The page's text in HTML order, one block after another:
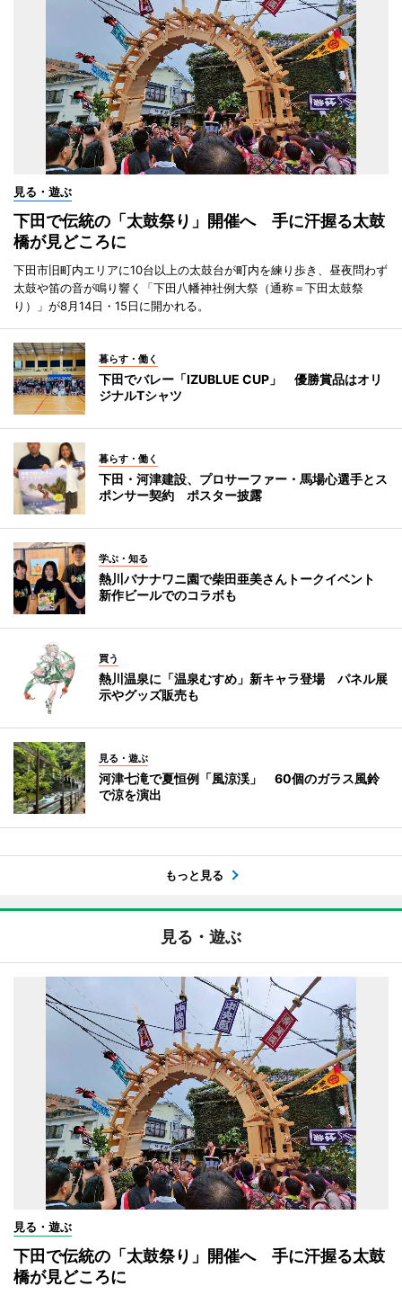
見る・遊ぶ
下田で伝統の「太鼓祭り」開催へ 手に汗握る太鼓
橋が見どころに
下田市旧町内エリアに10台以上の太鼓台が町内を練り歩き、昼夜問わず
太鼓や笛の音が鳴り響く「下田八幡神社例大祭（通称＝下田太鼓祭
り）」が8月14日・15日に開かれる。
暮らす・働く
下田でバレー「IZUBLUE CUP」 優勝賞品はオリ
ジナルTシャツ
暮らす・働く
下田・河津建設、プロサーファー・馬場心選手とス
ポンサー契約 ポスター披露
学ぶ・知る
熱川バナナワニ園で柴田亜美さんトークイベント
新作ビールでのコラボも
買う
熱川温泉に「温泉むすめ」新キャラ登場 パネル展
示やグッズ販売も
見る・遊ぶ
河津七滝で夏恒例「風涼渓」 60個のガラス風鈴
で涼を演出
もっと見る
見る・遊ぶ
見る・遊ぶ
下田で伝統の「太鼓祭り」開催へ 手に汗握る太鼓
橋が見どころに